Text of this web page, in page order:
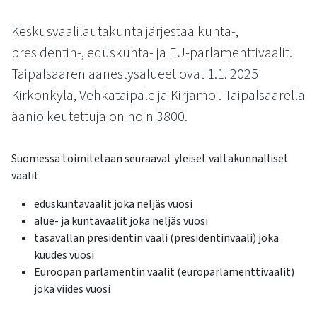
pyyhkäisyliikkeitä.
Keskusvaalilautakunta järjestää kunta-,
presidentin-, eduskunta- ja EU-parlamenttivaalit.
Taipalsaaren äänestysalueet ovat 1.1. 2025
Kirkonkylä, Vehkataipale ja Kirjamoi. Taipalsaarella
äänioikeutettuja on noin 3800.
Suomessa toimitetaan seuraavat yleiset valtakunnalliset
vaalit
eduskuntavaalit joka neljäs vuosi
alue- ja kuntavaalit joka neljäs vuosi
tasavallan presidentin vaali (presidentinvaali) joka
kuudes vuosi
Euroopan parlamentin vaalit (europarlamenttivaalit)
joka viides vuosi